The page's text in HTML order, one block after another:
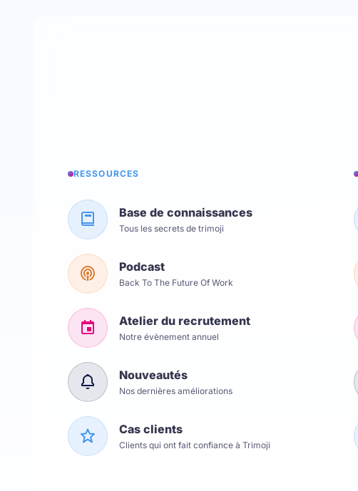
RESSOURCES
Base de connaissances
Tous les secrets de trimoji
Podcast
Back To The Future Of Work
Atelier du recrutement
Notre évènement annuel
Nouveautés
Nos dernières améliorations
Cas clients
Clients qui ont fait confiance à Trimoji